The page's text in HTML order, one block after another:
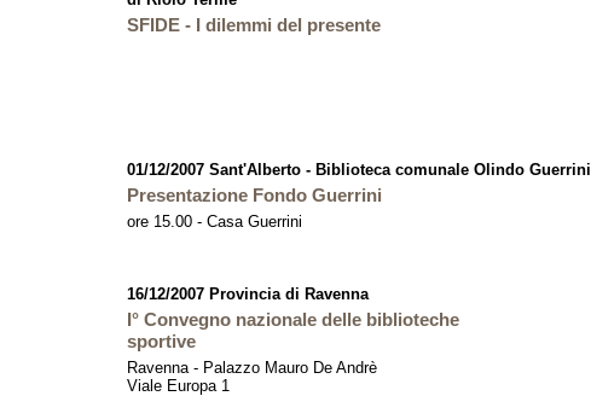
SFIDE - I dilemmi del presente
01/12/2007 Sant'Alberto - Biblioteca comunale Olindo Guerrini
Presentazione Fondo Guerrini
ore 15.00 - Casa Guerrini
16/12/2007 Provincia di Ravenna
I° Convegno nazionale delle biblioteche
sportive
Ravenna - Palazzo Mauro De Andrè
Viale Europa 1